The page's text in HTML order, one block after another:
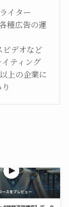
イター
種広告の運
デオなど
ティング
上の企業に